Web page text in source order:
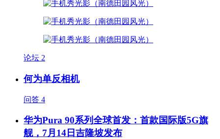
论坛 2
何为单反相机
问答 4
华为Pura 90系列全球首发：首款国际版5G旗
舰，7月14日吉隆坡发布